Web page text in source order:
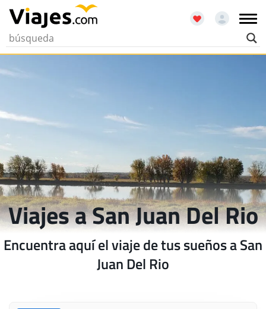
Viajes a San Juan Del Rio
Encuentra aquí el viaje de tus sueños a San
Juan Del Rio